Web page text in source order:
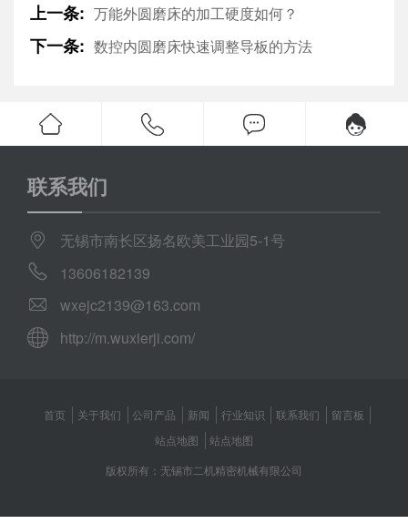
上一条: 万能外圆磨床的加工硬度如何？
下一条: 数控内圆磨床快速调整导板的方法
联系我们
无锡市南长区扬名欧美工业园5-1号
13606182139
wxejc2139@163.com
http://m.wuxierji.com/
首页 关于我们 公司产品 新闻 行业知识 联系我们
留言板
站点地图
站点地图
版权所有：无锡市二机精密机械有限公司